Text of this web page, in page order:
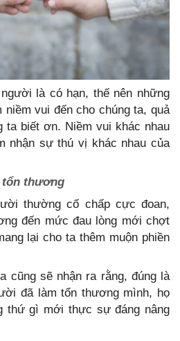
là có hạn, thế nên những
vui đến cho chúng ta, quả
ta biết ơn. Niềm vui khác nhau
nhận sự thú vị khác nhau của
thương
thường cố chấp cực đoan,
đến mức đau lòng mới chợt
lại cho ta thêm muộn phiền
cũng sẽ nhận ra rằng, đúng là
đã làm tổn thương mình, họ
thứ gì mới thực sự đáng nâng